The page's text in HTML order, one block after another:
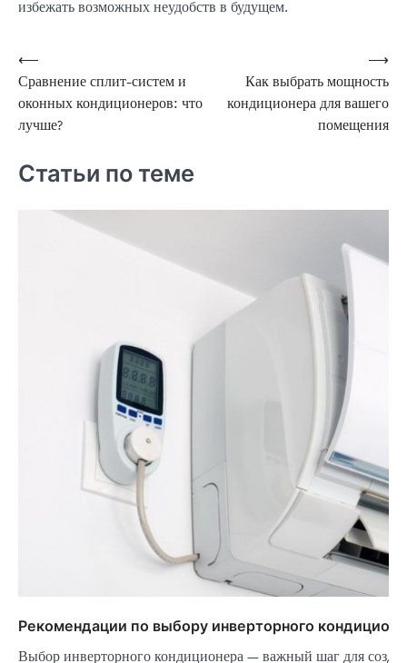
избежать возможных неудобств в будущем.
Навигация
по
записям
⟵
Сравнение сплит-систем и
оконных кондиционеров: что
лучше?
Как выбрать мощность
кондиционера для вашего
помещения
⟶
Статьи по теме
Рекомендации по выбору инверторного
Выбор инверторного кондиционера — важный шаг для